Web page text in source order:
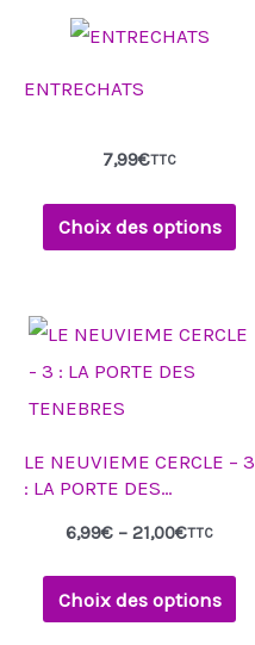
ENTRECHATS
7,99€TTC
Choix des options
LE NEUVIEME CERCLE – 3
: LA PORTE DES
6,99€ – 21,00€TTC
Choix des options